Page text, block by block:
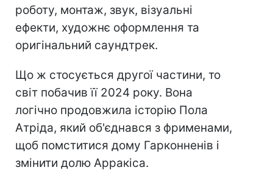
роботу, монтаж, звук, візуальні
ефекти, художнє оформлення та
оригінальний саундтрек.
Що ж стосується другої частини, то
світ побачив її 2024 року. Вона
логічно продовжила історію Пола
Атріда, який об'єднався з фрименами,
щоб помститися дому Гарконненів і
змінити долю Арракіса.